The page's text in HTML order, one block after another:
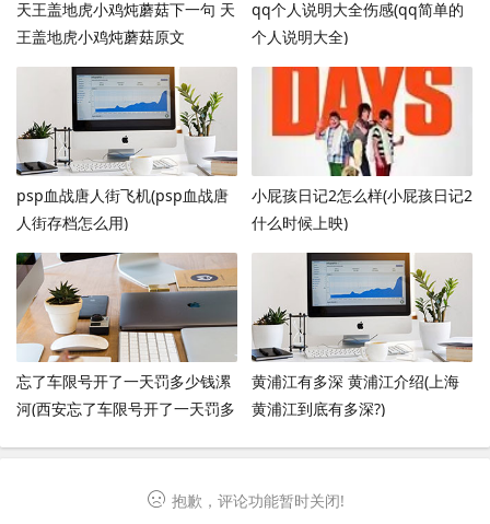
天王盖地虎小鸡炖蘑菇下一句 天
王盖地虎小鸡炖蘑菇原文
qq个人说明大全伤感(qq简单的
个人说明大全)
psp血战唐人街飞机(psp血战唐
人街存档怎么用)
小屁孩日记2怎么样(小屁孩日记2
什么时候上映)
忘了车限号开了一天罚多少钱漯
河(西安忘了车限号开了一天罚多
黄浦江有多深 黄浦江介绍(上海
黄浦江到底有多深?)
抱歉，评论功能暂时关闭!